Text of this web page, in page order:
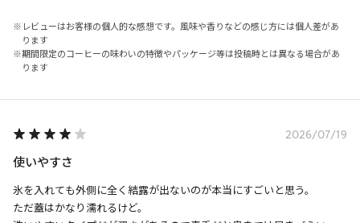
レビューはお客様の個人的な感想です。風味や香りなどの感じ方には個人差があ
ります
期間限定のコーヒーの味わいの特徴やパッケージ等は投稿時とは異なる場合があ
ります
2026/07/19
使いやすさ
氷を入れても外側に全く結露が出ないのが本当にすごいと思う。
ただ蓋はかなり濡れるけど。